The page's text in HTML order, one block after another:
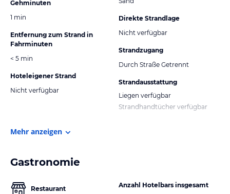
Gehminuten
1 min
Entfernung zum Strand in
Fahrminuten
< 5 min
Hoteleigener Strand
Nicht verfügbar
Direkte Strandlage
Nicht verfügbar
Strandzugang
Durch Straße Getrennt
Strandausstattung
Liegen verfügbar
Strandhandtücher verfügbar
Mehr anzeigen
Gastronomie
Restaurant
Anzahl Hotelbars insgesamt